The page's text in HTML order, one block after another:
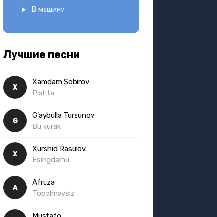
В машину
Лучшие песни
X
Xamdam Sobirov
Pishta
G
G'aybulla Tursunov
Bu yurak
X
Xurshid Rasulov
Esingdamu
A
Afruza
Topolmaysiz